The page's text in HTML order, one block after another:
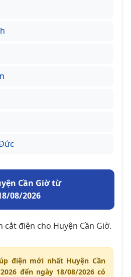
Cần Giờ từ
08/2026
cắt điện cho Huyện Cần Giờ.
điện mới nhất Huyện Cần
đến ngày 18/08/2026 có